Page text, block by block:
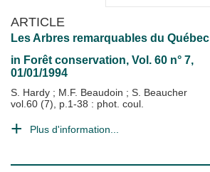
ARTICLE
Les Arbres remarquables du Québec
in Forêt conservation, Vol. 60 n° 7,
01/01/1994
S. Hardy ; M.F. Beaudoin ; S. Beaucher
vol.60 (7), p.1-38 : phot. coul.
Plus d'information...